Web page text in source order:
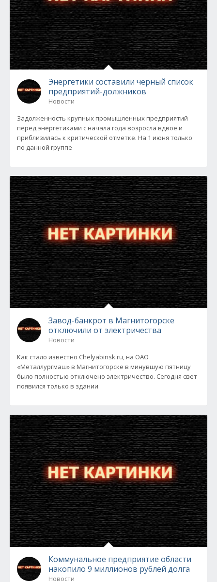
Энергетики составили черный список
предприятий-должников
Новости
Задолженность крупных промышленных предприятий
перед энергетиками с начала года возросла вдвое и
приблизилась к критической отметке. На 1 июня только
по данной группе
Завод-банкрот в Магнитогорске
отключили от электричества
Новости
Как стало известно Сhelyabinsk.ru, на ОАО
«Металлургмаш» в Магнитогорске в минувшую пятницу
было полностью отключено электричество. Сегодня свет
появился только в здании
Коммунальное предприятие области
накопило 9 миллионов рублей долга
Новости